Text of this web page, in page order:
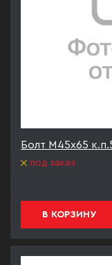
Болт М45х65
под заказ
В КОРЗИНУ